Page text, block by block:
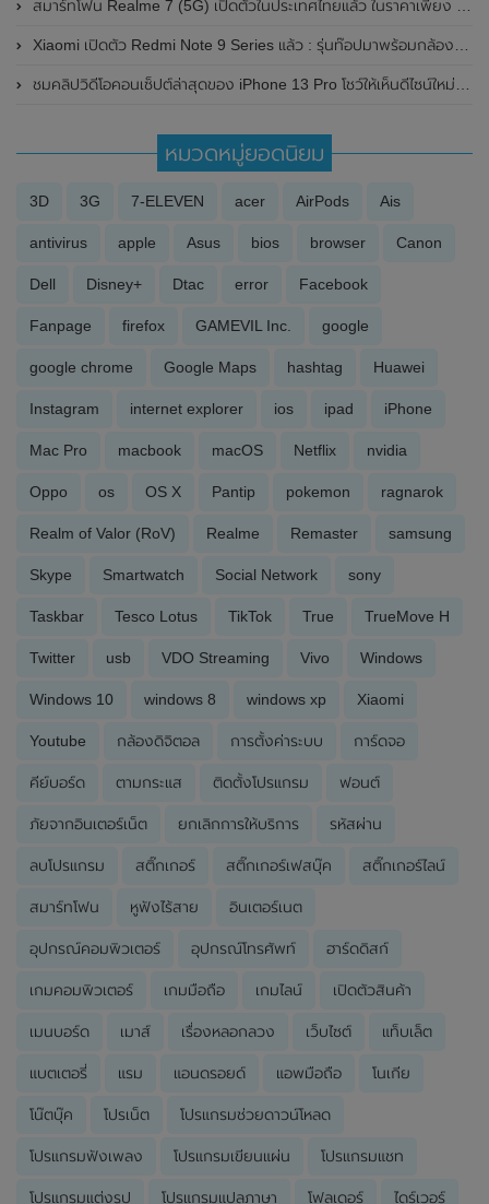
สมาร์ทโฟน Realme 7 (5G) เปิดตัวในประเทศไทยแล้ว ในราคาเพียง 9,999 บาท
Xiaomi เปิดตัว Redmi Note 9 Series แล้ว : รุ่นท๊อปมาพร้อมกล้องความละเอียดสูงถึง 108MP , หน้าจอมีอัตราการรีเฟรชเรทที่ 120 Hz
ชมคลิปวิดีโอคอนเซ็ปต์ล่าสุดของ iPhone 13 Pro โชว์ให้เห็นดีไซน์ใหม่ทุกมุม
หมวดหมู่ยอดนิยม
3D 3G 7-ELEVEN acer AirPods Ais
antivirus apple Asus bios browser Canon
Dell Disney+ Dtac error Facebook
Fanpage firefox GAMEVIL Inc. google
google chrome Google Maps hashtag Huawei
Instagram internet explorer ios ipad iPhone
Mac Pro macbook macOS Netflix nvidia
Oppo os OS X Pantip pokemon ragnarok
Realm of Valor (RoV) Realme Remaster samsung
Skype Smartwatch Social Network sony
Taskbar Tesco Lotus TikTok True TrueMove H
Twitter usb VDO Streaming Vivo Windows
Windows 10 windows 8 windows xp Xiaomi
Youtube กล้องดิจิตอล การตั้งค่าระบบ การ์ดจอ
คีย์บอร์ด ตามกระแส ติดตั้งโปรแกรม ฟอนต์
ภัยจากอินเตอร์เน็ต ยกเลิกการให้บริการ รหัสผ่าน
ลบโปรแกรม สติ๊กเกอร์ สติ๊กเกอร์เฟสบุ๊ค สติ๊กเกอร์ไลน์
สมาร์ทโฟน หูฟังไร้สาย อินเตอร์เนต
อุปกรณ์คอมพิวเตอร์ อุปกรณ์โทรศัพท์ ฮาร์ดดิสก์
เกมคอมพิวเตอร์ เกมมือถือ เกมไลน์ เปิดตัวสินค้า
เมนบอร์ด เมาส์ เรื่องหลอกลวง เว็บไซต์ แท็บเล็ต
แบตเตอรี่ แรม แอนดรอยด์ แอพมือถือ โนเกีย
โน๊ตบุ๊ค โปรเน็ต โปรแกรมช่วยดาวน์โหลด
โปรแกรมฟังเพลง โปรแกรมเขียนแผ่น โปรแกรมแชท
โปรแกรมแต่งรูป โปรแกรมแปลภาษา โฟลเดอร์ ไดร์เวอร์